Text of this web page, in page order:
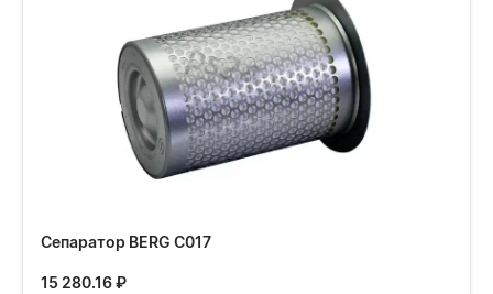
Сепаратор BERG С017
15 280.16₽